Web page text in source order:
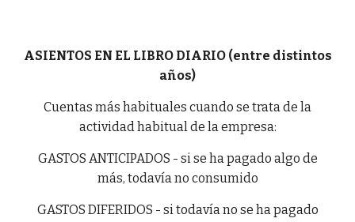
ASIENTOS EN EL LIBRO DIARIO (entre distintos
años)
Cuentas más habituales cuando se trata de la
actividad habitual de la empresa:
GASTOS ANTICIPADOS - si se ha pagado algo de
más, todavía no consumido
GASTOS DIFERIDOS - si todavía no se ha pagado